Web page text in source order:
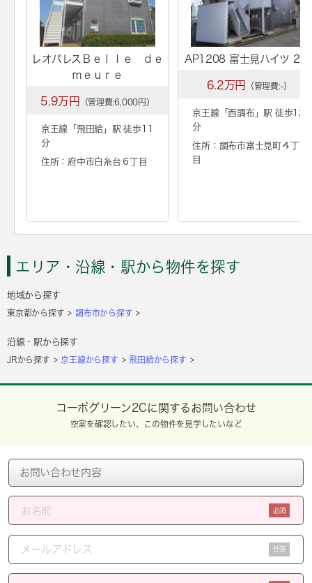
レオパレスＢｅｌｌｅ ｄｅ
ｍｅｕｒｅ
5.9万円 （管理費:6,000円）
京王線「 飛田給 」駅 徒歩11
分
住所：府中市白糸台６丁目
AP1208 富士見ハイツ
6.2万円 （管理費:-）
京王線「西調布」駅 徒歩12
分
住所：調布市富士見町４丁
目
エリア・沿線・駅から物件を探す
地域から探す
東京都から探す 調布市から探す
沿線・駅から探す
JRから探す 京王線から探す 飛田給から探す
コーポグリーン2Cに関するお問い合わせ
空室を確認したい、この物件を見学したいなど
必須
任意